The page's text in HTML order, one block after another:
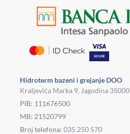
Hidroterm bazeni i grejanje DOO
Kraljevića Marka 9, Jagodina 35000
PIB: 111676500
MB: 21520799
Broj telefona: 035 250 570